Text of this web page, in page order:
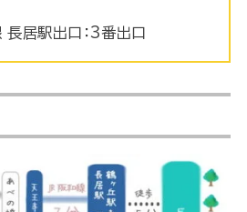
長居駅出口：3番出口